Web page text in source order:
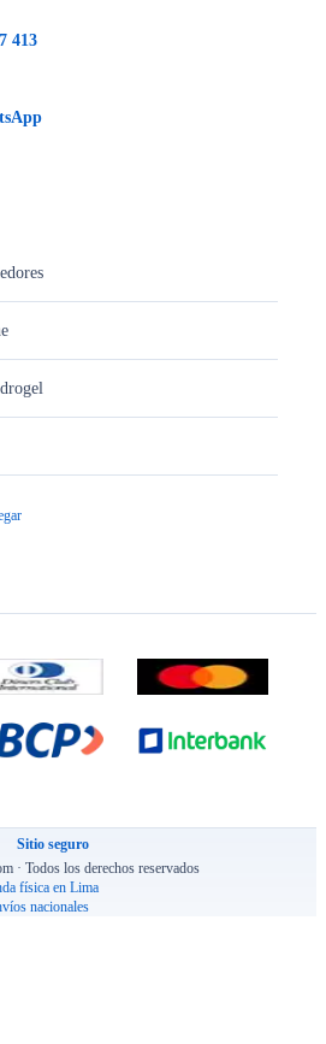
413
Sitio seguro
· Todos los derechos reservados
física en Lima
nacionales